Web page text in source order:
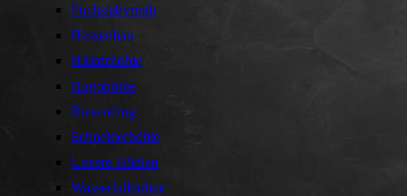
Fuchslabyrinth
Hessenhau
Hirlatzhöhle
Hugohöhle
Riesending
Schneiderhöhle
Unsere Höhlen
Wasserfalldoline